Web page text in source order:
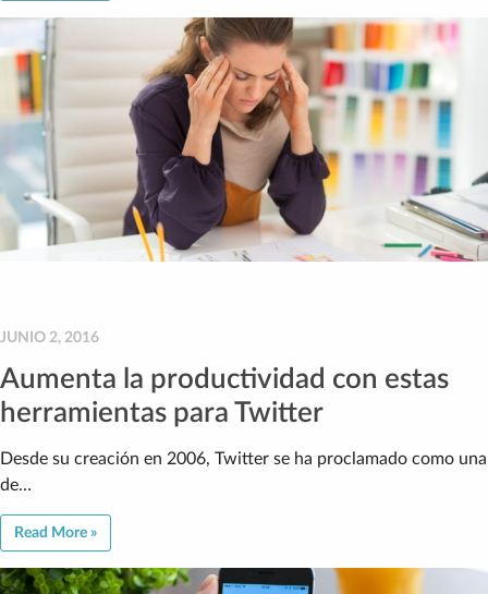
JUNIO 2, 2016
Aumenta la productividad con estas
herramientas para Twitter
Desde su creación en 2006, Twitter se ha proclamado como una
de…
Read More »